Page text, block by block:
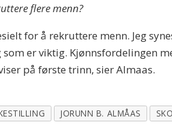
flere menn?
for å rekruttere menn. Jeg
er viktig. Kjønnsfordelingen
på første trinn, sier Almaas.
JORUNN B. ALMÅAS